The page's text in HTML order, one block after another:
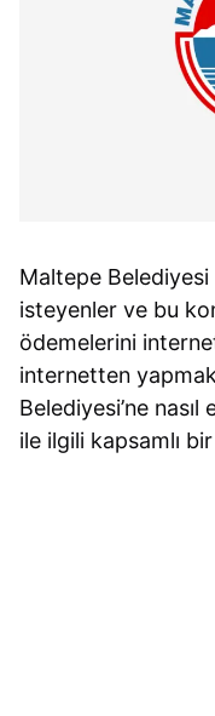
Maltepe
isteyenler ve bu
ödemelerini
internetten
Belediyesi’ne
ile ilgili kapsamlı